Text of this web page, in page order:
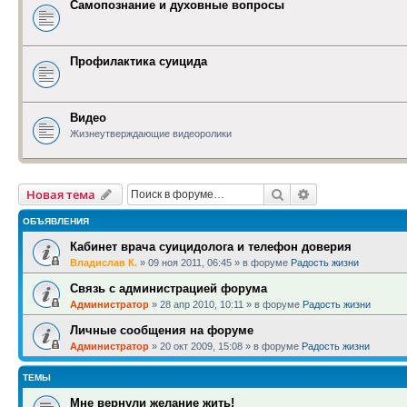
Самопознание и духовные вопросы
Профилактика суицида
Видео
Жизнеутверждающие видеоролики
Новая тема Поиск
ОБЪЯВЛЕНИЯ
Кабинет врача суицидолога и телефон доверия
Владислав К. » 09 ноя 2011, 06:45 » в форуме Радость жизни
Связь с администрацией форума
Администратор » 28 апр 2010, 10:11 » в форуме Радость жизни
Личные сообщения на форуме
Администратор » 20 окт 2009, 15:08 » в форуме Радость жизни
ТЕМЫ
Мне вернули желание жить!